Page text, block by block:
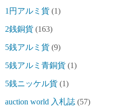
1円アルミ貨 (1)
2銭銅貨 (163)
5銭アルミ貨 (9)
5銭アルミ青銅貨 (1)
5銭ニッケル貨 (1)
auction world 入札誌 (57)